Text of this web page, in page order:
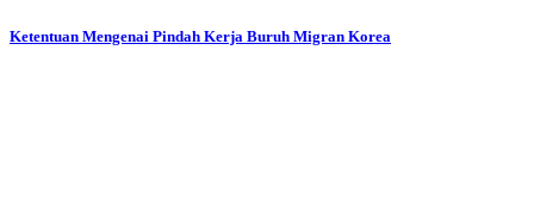
Ketentuan Mengenai Pindah Kerja Buruh Migran Korea